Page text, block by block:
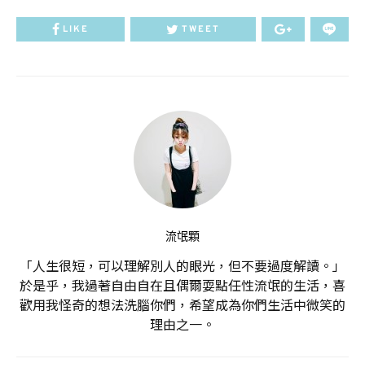
LIKE TWEET
流氓顆
「人生很短，可以理解別人的眼光，但不要過度解讀。」
於是乎，我過著自由自在且偶爾耍點任性流氓的生活，喜
歡用我怪奇的想法洗腦你們，希望成為你們生活中微笑的
理由之一。